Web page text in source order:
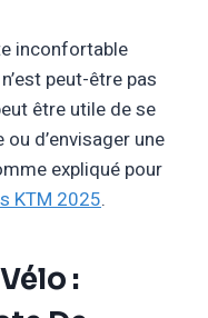
inconfortable
peut-être pas
être utile de se
d’envisager une
expliqué pour
KTM 2025.
: